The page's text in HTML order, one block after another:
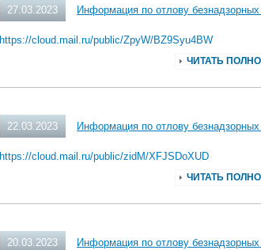
27.03.2023 Информация по отлову
https://cloud.mail.ru/public/ZpyW/BZ9Syu4BW
ЧИТАТЬ
22.03.2023 Информация по отлову
https://cloud.mail.ru/public/zidM/XFJSDoXUD
ЧИТАТЬ
20.03.2023 Информация по отлову